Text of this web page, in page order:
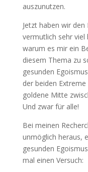
auszunutzen.
Jetzt haben wir
vermutlich sehr viel
warum es mir ein
diesem Thema zu
gesunden
der beiden
goldene Mitte
Und zwar für alle!
Bei meinen
unmöglich heraus,
gesunden
mal einen Versuch: